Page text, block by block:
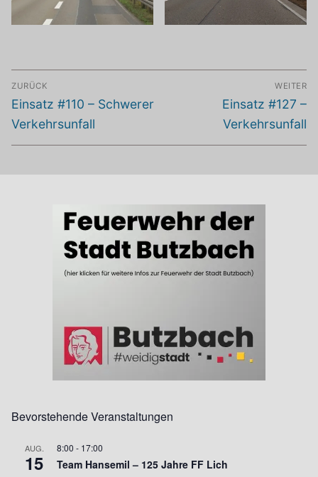
Beitragsnavigation
ZURÜCK
Vorheriger
Beitrag:
Einsatz #110 – Schwerer
Verkehrsunfall
WEITER
Nächster
Beitrag:
Einsatz #127 –
Verkehrsunfall
Bevorstehende Veranstaltungen
AUG.
15
8:00 - 17:00
Team Hansemil – 125 Jahre FF Lich